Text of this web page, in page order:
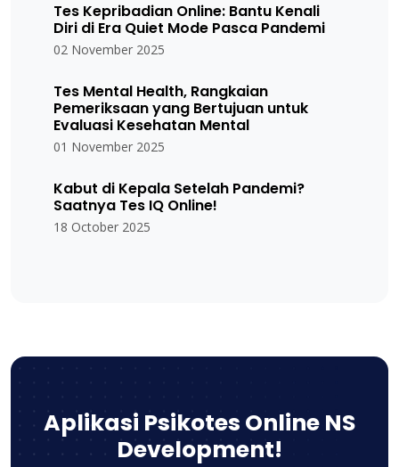
Tes Kepribadian Online: Bantu Kenali
Diri di Era Quiet Mode Pasca Pandemi
02 November 2025
Tes Mental Health, Rangkaian
Pemeriksaan yang Bertujuan untuk
Evaluasi Kesehatan Mental
01 November 2025
Kabut di Kepala Setelah Pandemi?
Saatnya Tes IQ Online!
18 October 2025
Aplikasi Psikotes Online NS
Development!